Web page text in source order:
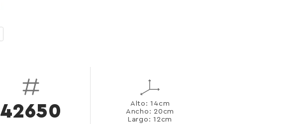
42650
Alto: 14cm
Ancho: 20cm
Largo: 12cm